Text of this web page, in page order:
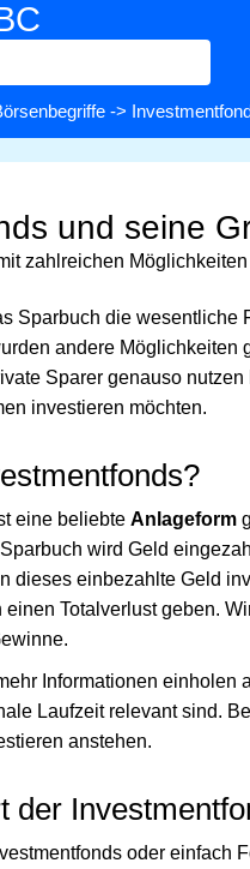
->
und seine
zahlreichen Möglichkeiten
Sparbuch die wesentliche
andere
Sparer genauso
investieren möchten.
eine beliebte Anlageform
wird Geld
dieses einbezahlte Geld
einen Totalverlust geben.
Informationen
Laufzeit relevant sind.
anstehen.
der
oder einfach